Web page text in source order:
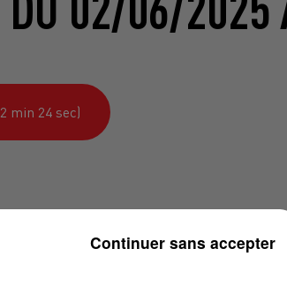
min 24 sec)
Continuer sans accepter